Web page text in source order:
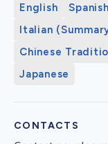
English Spanish
Italian
Chinese
Japanese
CONTACTS